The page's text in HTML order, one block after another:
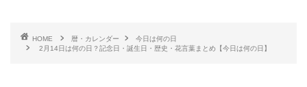
HOME 暦・カレンダー
今日は何の日
2月14日は何の日？記念日・誕生日・歴史・花言葉まとめ【今日は何の日】